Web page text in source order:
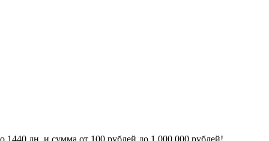
дн. и сумма от 100 рублей до 1 000 000 рублей!